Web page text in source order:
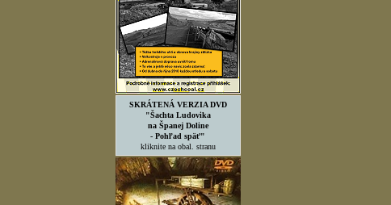
SKRÁTENÁ VERZIA DVD
"Šachta Ludovika
na Španej Doline
- Pohľad späť"
kliknite na obal. stranu